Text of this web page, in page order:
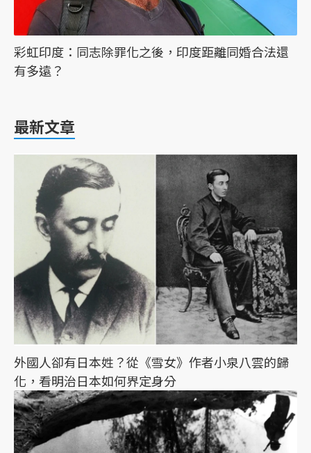
彩虹印度：同志除罪化之後，印度距離同婚合法還
有多遠？
最新文章
外國人卻有日本姓？從《雪女》作者小泉八雲的歸
化，看明治日本如何界定身分